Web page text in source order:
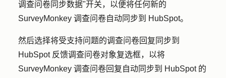
调查问卷同步数据"开关，以便将任何新的
SurveyMonkey 调查问卷自动同步到 HubSpot。
然后选择将受支持问题的调查问卷回复同步到
HubSpot 反馈调查问卷对象复选框，以将
SurveyMonkey 调查问卷回复自动同步到 HubSpot 的